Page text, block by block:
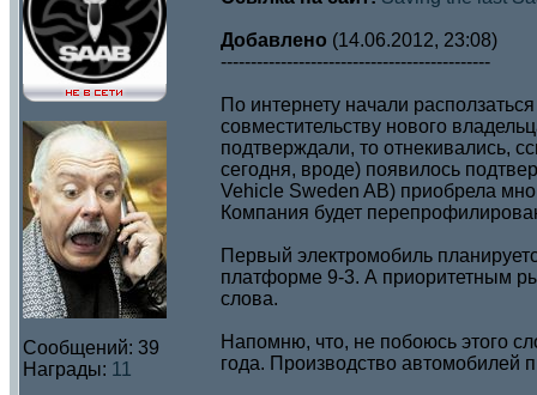
Сообщений: 39
Награды: 11
Добавлено (14.06.2012, 23:08)
---------------------------------------------
По интернету начали
совместительству нового
подтверждали, то отнекивались,
сегодня, вроде) появилось
Vehicle Sweden AB) приобрела
Компания будет
Первый электромобиль
платформе 9-3. А приоритетным
слова.
Напомню, что, не побоюсь этого
года. Производство автомобилей